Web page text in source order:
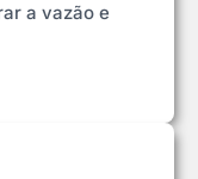
a vazão e